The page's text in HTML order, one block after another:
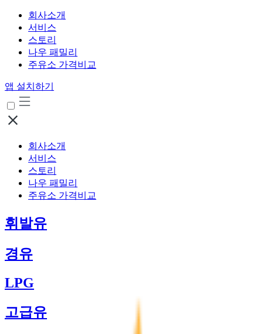
회사소개
서비스
스토리
나우 패밀리
주유소 가격비교
앱 설치하기
회사소개
서비스
스토리
나우 패밀리
주유소 가격비교
휘발유
경유
LPG
고급유